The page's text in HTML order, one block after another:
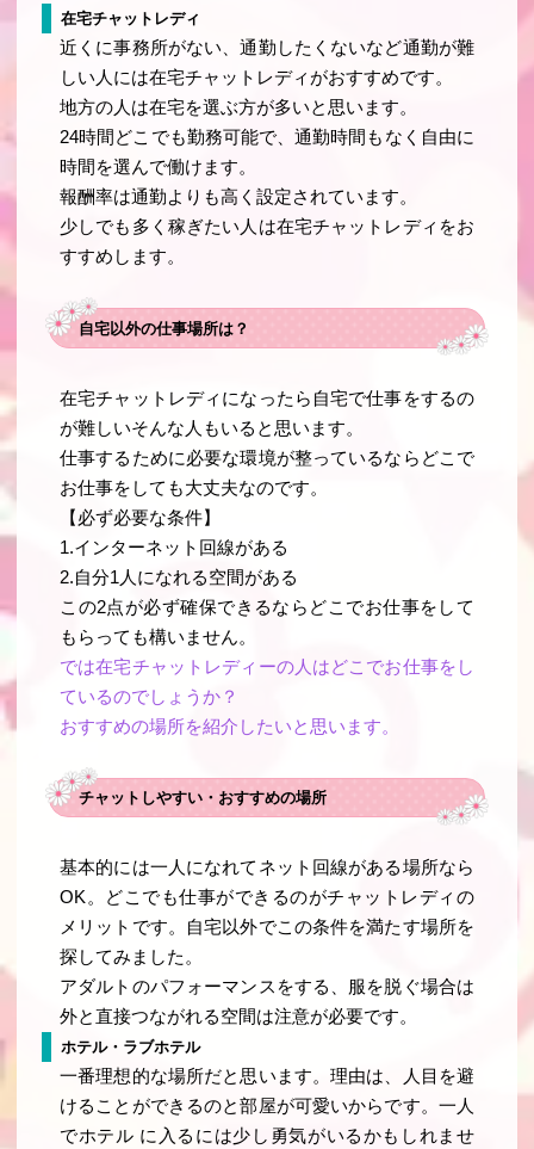
在宅チャットレディ
近くに事務所がない、通勤したくないなど通勤が難
しい人には在宅チャットレディがおすすめです。
地方の人は在宅を選ぶ方が多いと思います。
24時間どこでも勤務可能で、通勤時間もなく自由に
時間を選んで働けます。
報酬率は通勤よりも高く設定されています。
少しでも多く稼ぎたい人は在宅チャットレディをお
すすめします。
自宅以外の仕事場所は？
在宅チャットレディになったら自宅で仕事をするの
が難しいそんな人もいると思います。
仕事するために必要な環境が整っているならどこで
お仕事をしても大丈夫なのです。
【必ず必要な条件】
1.インターネット回線がある
2.自分1人になれる空間がある
この2点が必ず確保できるならどこでお仕事をして
もらっても構いません。
では在宅チャットレディーの人はどこでお仕事をし
ているのでしょうか？
おすすめの場所を紹介したいと思います。
チャットしやすい・おすすめの場所
基本的には一人になれてネット回線がある場所なら
OK。どこでも仕事ができるのがチャットレディの
メリットです。自宅以外でこの条件を満たす場所を
探してみました。
アダルトのパフォーマンスをする、服を脱ぐ場合は
外と直接つながれる空間は注意が必要です。
ホテル・ラブホテル
一番理想的な場所だと思います。理由は、人目を避
けることができるのと部屋が可愛いからです。一人
でホテル に入るには少し勇気がいるかもしれませ